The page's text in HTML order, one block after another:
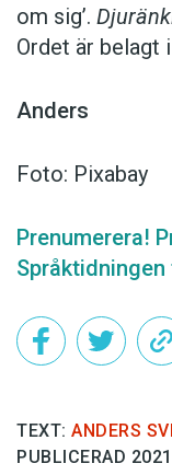
om sig’.
Ordet är belagt
Anders
Foto: Pixabay
Prenumerera!
TEXT: ANDERS
PUBLICERAD